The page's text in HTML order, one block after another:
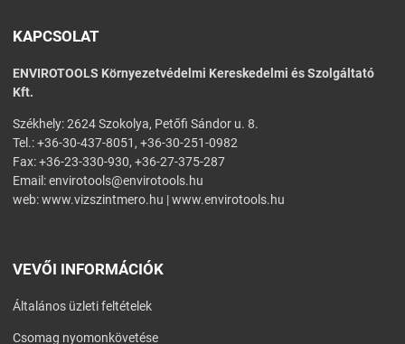
KAPCSOLAT
ENVIROTOOLS Környezetvédelmi Kereskedelmi és Szolgáltató
Kft.
Székhely: 2624 Szokolya, Petőfi Sándor u. 8.
Tel.: +36-30-437-8051, +36-30-251-0982
Fax: +36-23-330-930, +36-27-375-287
Email:envirotools@envirotools.hu
web:www.vizszintmero.hu |www.envirotools.hu
VEVŐI INFORMÁCIÓK
Általános üzleti feltételek
Csomag nyomonkövetése